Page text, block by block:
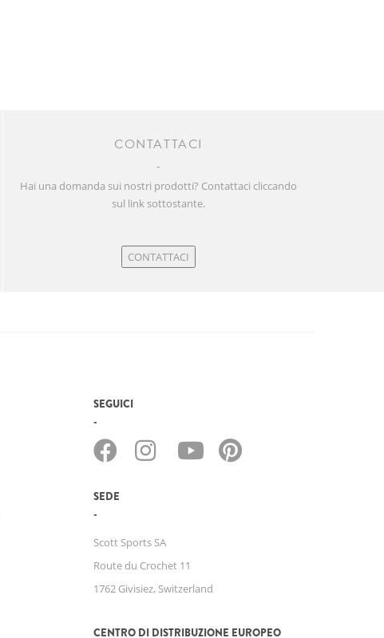
CONTATTACI
Hai una domanda sui nostri prodotti? Contattaci cliccando
sul link sottostante.
CONTATTACI
SEGUICI
SEDE
Scott Sports SA
Route du Crochet 11
1762 Givisiez, Switzerland
CENTRO DI DISTRIBUZIONE EUROPEO